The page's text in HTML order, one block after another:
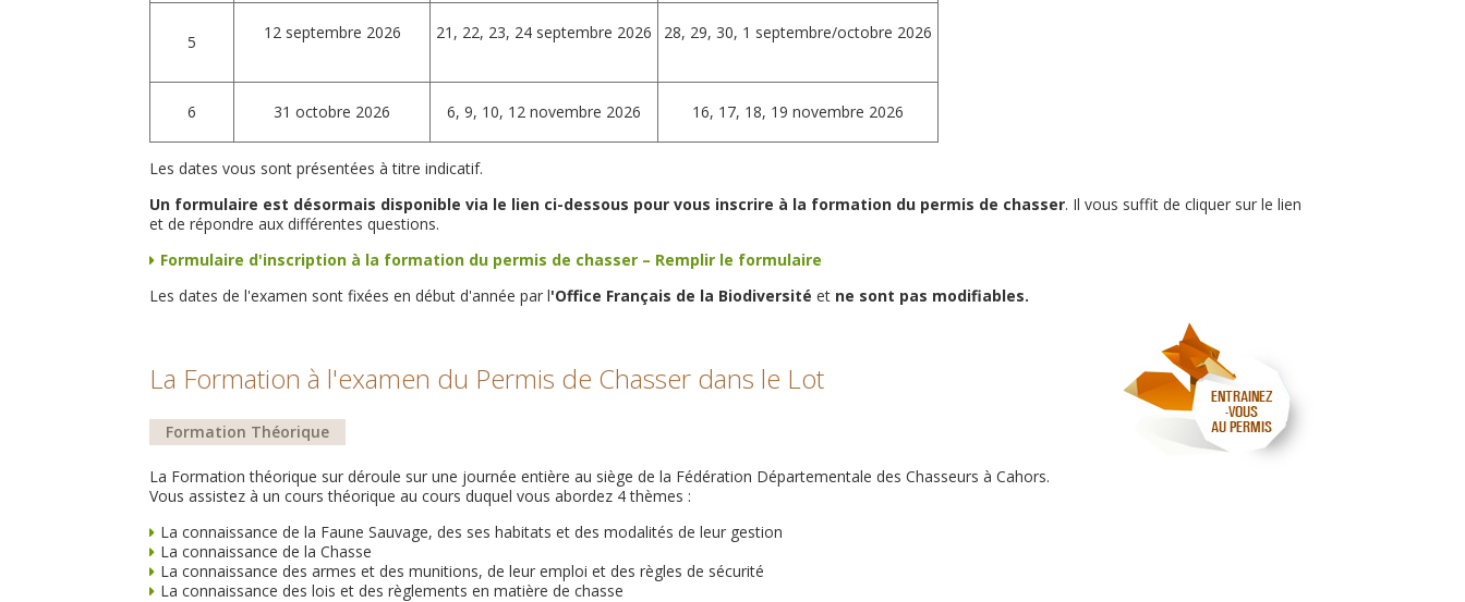
5 12 septembre 2026 21, 22, 23, 24 septembre 2026 28, 29, 30, 1 septembre/octobre 2026
6 31 octobre 2026 6, 9, 10, 12 novembre 2026 16, 17, 18, 19 novembre 2026
Les dates vous sont présentées à titre indicatif.
Un formulaire est désormais disponible via le lien ci-dessous pour vous inscrire à la formation du permis de chasser. Il vous suffit de cliquer sur le lien
et de répondre aux différentes questions.
Formulaire d'inscription à la formation du permis de chasser – Remplir le formulaire
Les dates de l'examen sont fixées en début d'année par l'Office Français de la Biodiversité et ne sont pas modifiables.
La Formation à l'examen du Permis de Chasser dans le Lot
Formation Théorique
La Formation théorique sur déroule sur une journée entière au siège de la Fédération Départementale des Chasseurs à Cahors.
Vous assistez à un cours théorique au cours duquel vous abordez 4 thèmes :
La connaissance de la Faune Sauvage, des ses habitats et des modalités de leur gestion
La connaissance de la Chasse
La connaissance des armes et des munitions, de leur emploi et des règles de sécurité
La connaissance des lois et des règlements en matière de chasse